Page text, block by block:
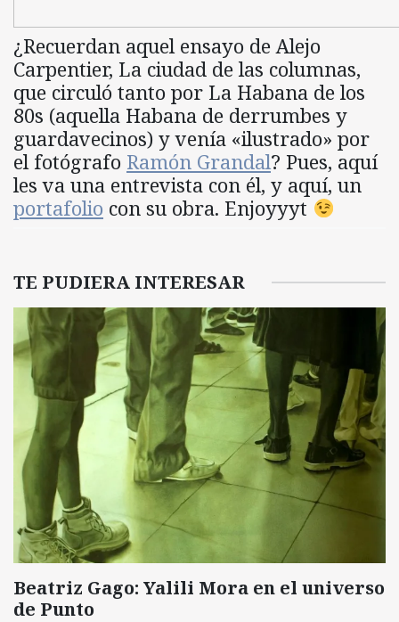
¿Recuerdan aquel ensayo de Alejo
Carpentier, La ciudad de las columnas,
que circuló tanto por La Habana de los
80s (aquella Habana de derrumbes y
guardavecinos) y venía «ilustrado» por
el fotógrafo Ramón Grandal? Pues, aquí
les va una entrevista con él, y aquí, un
portafolio con su obra. Enjoyyyt
TE PUDIERA INTERESAR
Beatriz Gago: Yalili Mora en el universo
de Punto